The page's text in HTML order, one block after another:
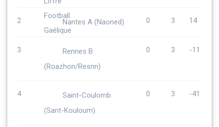
2 Nantes A (Naoned) 0 3 14
3
Rennes B
(Roazhon/Resnn)
0 3 -11
4
Saint-Coulomb
(Sant-Kouloum)
0 3 -41